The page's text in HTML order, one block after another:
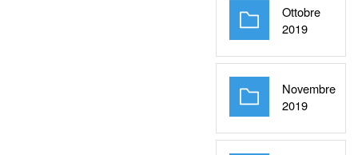
Ottobre
2019Cartella
Novembre
2019Cartella